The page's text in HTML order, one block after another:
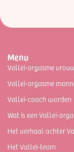
Menu
Vallei-orgasme
Vallei-orgasme
Vallei-coach worden
Wat is een Vallei-
Het verhaal achter
Het Vallei-team